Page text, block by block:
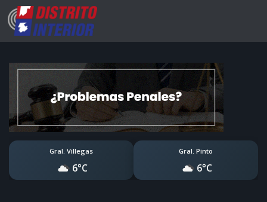
Gral. Villegas
6°C
Gral. Pinto
6°C